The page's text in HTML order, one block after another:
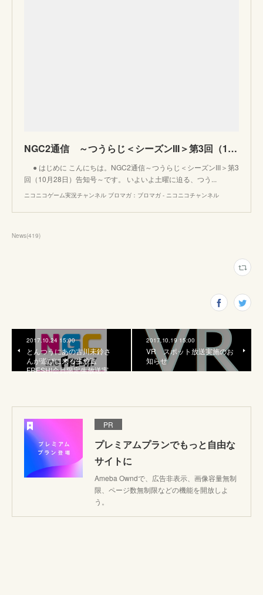
NGC2通信 ～つうらじ＜シーズンIII＞第3回（10月28日）告知号～：ニコニコゲーム実況チャンネル ブロマガ
● はじめに こんにちは。NGC2通信～つうらじ＜シーズンIII＞第3
回（10月28日）告知号～です。 いよいよ土曜に迫る、つう...
ニコニコゲーム実況チャンネル ブロマガ：ブロマガ - ニコニコチャンネル
News(419)
2017.10.24 15:00
とんつうにあの古川未鈴さ
んが遊びに来る生放送
FRESH!会員限定生放送実…
2017.10.19 15:00
VR スポット放送実施のお
知らせ
PR
プレミアムプランでもっと自由な
サイトに
Ameba Owndで、広告非表示、画像容量無制
限、ページ数無制限などの機能を開放しよ
う。